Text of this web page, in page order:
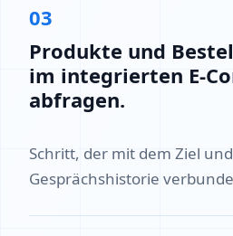
03
Produkte und
im integrierten E-
abfragen.
Schritt, der mit dem Ziel
Gesprächshistorie